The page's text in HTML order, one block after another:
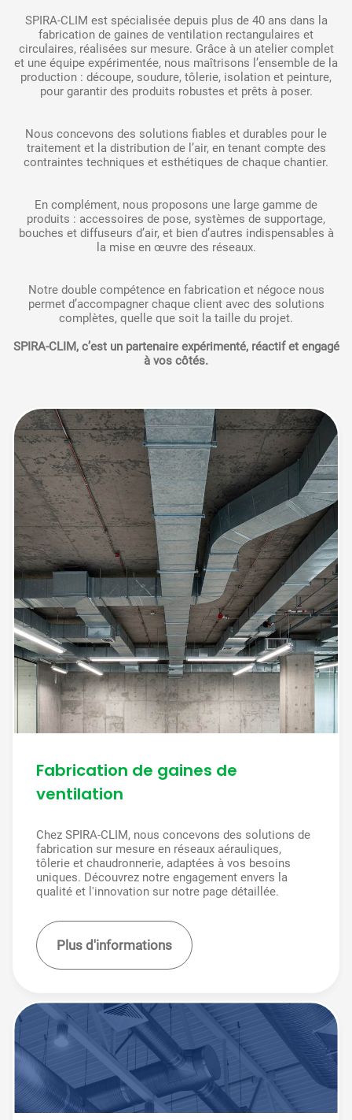
SPIRA-CLIM est spécialisée depuis plus de 40 ans dans la
fabrication de gaines de ventilation rectangulaires et
circulaires, réalisées sur mesure. Grâce à un atelier complet
et une équipe expérimentée, nous maîtrisons l’ensemble de la
production : découpe, soudure, tôlerie, isolation et peinture,
pour garantir des produits robustes et prêts à poser.
Nous concevons des solutions fiables et durables pour le
traitement et la distribution de l’air, en tenant compte des
contraintes techniques et esthétiques de chaque chantier.
En complément, nous proposons une large gamme de
produits : accessoires de pose, systèmes de supportage,
bouches et diffuseurs d’air, et bien d’autres indispensables à
la mise en œuvre des réseaux.
Notre double compétence en fabrication et négoce nous
permet d’accompagner chaque client avec des solutions
complètes, quelle que soit la taille du projet.
SPIRA-CLIM, c’est un partenaire expérimenté, réactif et engagé
à vos côtés.
Fabrication de gaines de
ventilation
Chez SPIRA-CLIM, nous concevons des solutions de
fabrication sur mesure en réseaux aérauliques,
tôlerie et chaudronnerie, adaptées à vos besoins
uniques. Découvrez notre engagement envers la
qualité et l'innovation sur notre page détaillée.
Plus d'informations